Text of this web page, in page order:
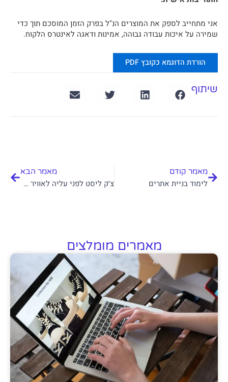
אני מתחייב לספק את המוצרים הנ"ל בפרק הזמן המוסכם תוך כדי
שמירה על איכות עבודה גבוהה, אמינות ודאגה לאינטרס הלקוח.
הורדת הדוגמא כקובץ PDF
שיתוף
מאמר קודם
לימוד בניית אתרים
מאמר הבא
צ׳ק ליסט לפני עליה לאוויר של אתר וורדפרס
מאמרים מומלצים